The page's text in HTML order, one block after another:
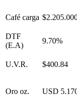
Café carga
DTF
(E.A)
9.70%
U.V.R. $400.84
Oro oz. USD